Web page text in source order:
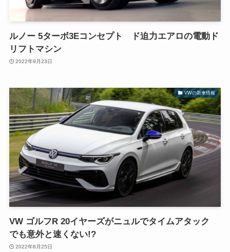
ルノー 5ターボ3Eコンセプト ド迫力エアロの電動ド
リフトマシン
2022年9月23日
VWの新車情報
VW ゴルフR 20イヤーズがニュルでタイムアタック
でも意外と速くない!?
2022年8月25日